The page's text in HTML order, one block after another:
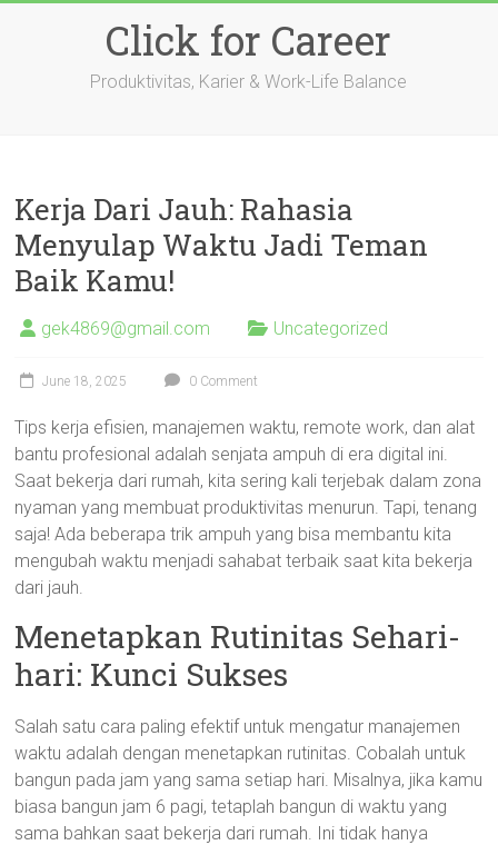
Click for Career
Produktivitas, Karier & Work-Life Balance
Kerja Dari Jauh: Rahasia
Menyulap Waktu Jadi Teman
Baik Kamu!
gek4869@gmail.com Uncategorized
June 18, 2025 0 Comment
Tips kerja efisien, manajemen waktu, remote work, dan alat
bantu profesional adalah senjata ampuh di era digital ini.
Saat bekerja dari rumah, kita sering kali terjebak dalam zona
nyaman yang membuat produktivitas menurun. Tapi, tenang
saja! Ada beberapa trik ampuh yang bisa membantu kita
mengubah waktu menjadi sahabat terbaik saat kita bekerja
dari jauh.
Menetapkan Rutinitas Sehari-
hari: Kunci Sukses
Salah satu cara paling efektif untuk mengatur manajemen
waktu adalah dengan menetapkan rutinitas. Cobalah untuk
bangun pada jam yang sama setiap hari. Misalnya, jika kamu
biasa bangun jam 6 pagi, tetaplah bangun di waktu yang
sama bahkan saat bekerja dari rumah. Ini tidak hanya